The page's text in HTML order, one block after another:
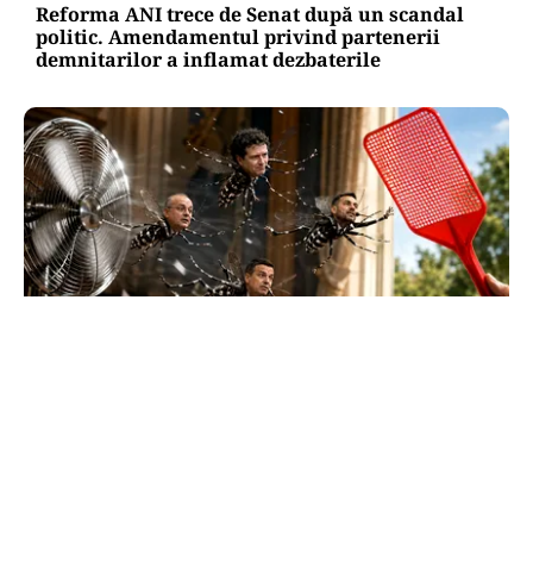
Reforma ANI trece de Senat după un scandal
politic. Amendamentul privind partenerii
demnitarilor a inflamat dezbaterile